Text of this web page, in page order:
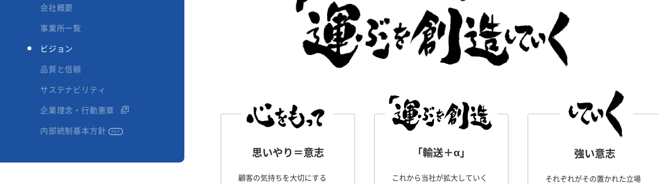
思いやり＝意志
顧客の気持ちを大切にする
「輸送＋α」
これから当社が拡大していく
強い意志
それぞれがその置かれた立場
会社概要
事業所一覧
ビジョン
品質と信頼
サステナビリティ
企業理念・行動憲章
内部統制基本方針
PDF